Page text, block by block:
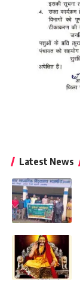
Latest News